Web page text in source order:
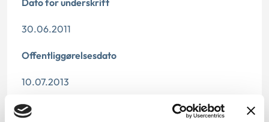
Dato for underskrift
30.06.2011
Offentliggørelsesdato
10.07.2013
Denne principmeddelelse er kasseret den 11. marts